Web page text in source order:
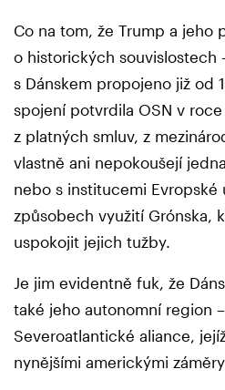
Co na tom, že Trump a jeho
o historických souvislostech
s Dánskem propojeno již od
spojení potvrdila OSN v
z platných smluv, z
vlastně ani nepokoušejí
nebo s institucemi Evropské
způsobech využití Grónska,
uspokojit jejich tužby.
Je jim evidentně fuk, že
také jeho autonomní region
Severoatlantické aliance,
nynějšími americkými